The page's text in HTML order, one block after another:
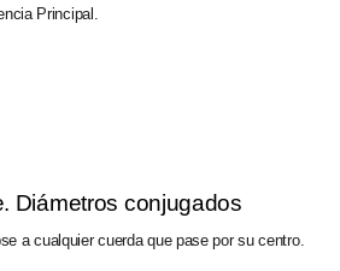
Principal
Diámetros conjugados
a cualquier cuerda que pase por su centro.